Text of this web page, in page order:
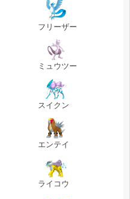
フリーザー
ミュウツー
スイクン
エンテイ
ライコウ